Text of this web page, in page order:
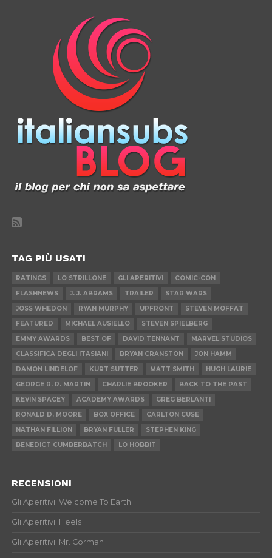
TAG PIÙ USATI
RATINGS LO STRILLONE GLI APERITIVI
COMIC-CON
FLASHNEWS
J. J. ABRAMS TRAILER
STAR WARS
JOSS WHEDON
RYAN MURPHY UPFRONT
STEVEN MOFFAT
FEATURED
MICHAEL AUSIELLO
STEVEN SPIELBERG
EMMY AWARDS
BEST OF DAVID TENNANT
MARVEL STUDIOS
CLASSIFICA DEGLI ITASIANI
BRYAN CRANSTON
JON HAMM
DAMON LINDELOF
KURT SUTTER MATT SMITH
HUGH LAURIE
GEORGE R. R. MARTIN
CHARLIE BROOKER
BACK TO THE PAST
KEVIN SPACEY
ACADEMY AWARDS
GREG BERLANTI
RONALD D. MOORE
BOX OFFICE
CARLTON CUSE
NATHAN FILLION
BRYAN FULLER
STEPHEN KING
BENEDICT CUMBERBATCH
LO HOBBIT
RECENSIONI
Gli Aperitivi: Welcome To Earth
Gli Aperitivi: Heels
Gli Aperitivi: Mr. Corman